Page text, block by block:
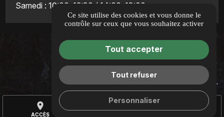
Samedi : 10:00–12:30 / 14:00–18:00
place
ACCÈS
call
Guide local
Informations complémentaires
Mentions légales
Politique de confidentialité
Ce site utilise des cookies et vous donne le
contrôle sur ceux que vous souhaitez activer
Tout accepter
Tout refuser
Personnaliser